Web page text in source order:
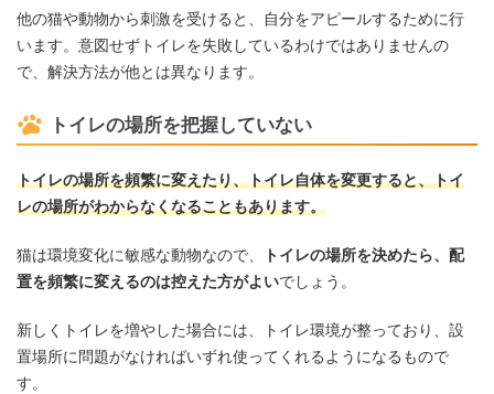
他の猫や動物から刺激を受けると、自分をアピールするために行
います。意図せずトイレを失敗しているわけではありませんの
で、解決方法が他とは異なります。
トイレの場所を把握していない
トイレの場所を頻繁に変えたり、トイレ自体を変更すると、トイ
レの場所がわからなくなることもあります。
猫は環境変化に敏感な動物なので、
トイレの場所を決めたら、配
置を頻繁に変えるのは控えた方がよいでしょう。
新しくトイレを増やした場合には、トイレ環境が整っており、設
置場所に問題がなければいずれ使ってくれるようになるもので
す。